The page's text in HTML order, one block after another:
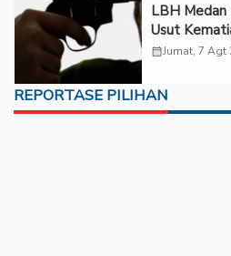
LBH Medan
Usut
calendar_monthJumat, 7 Agt
REPORTASE PILIHAN